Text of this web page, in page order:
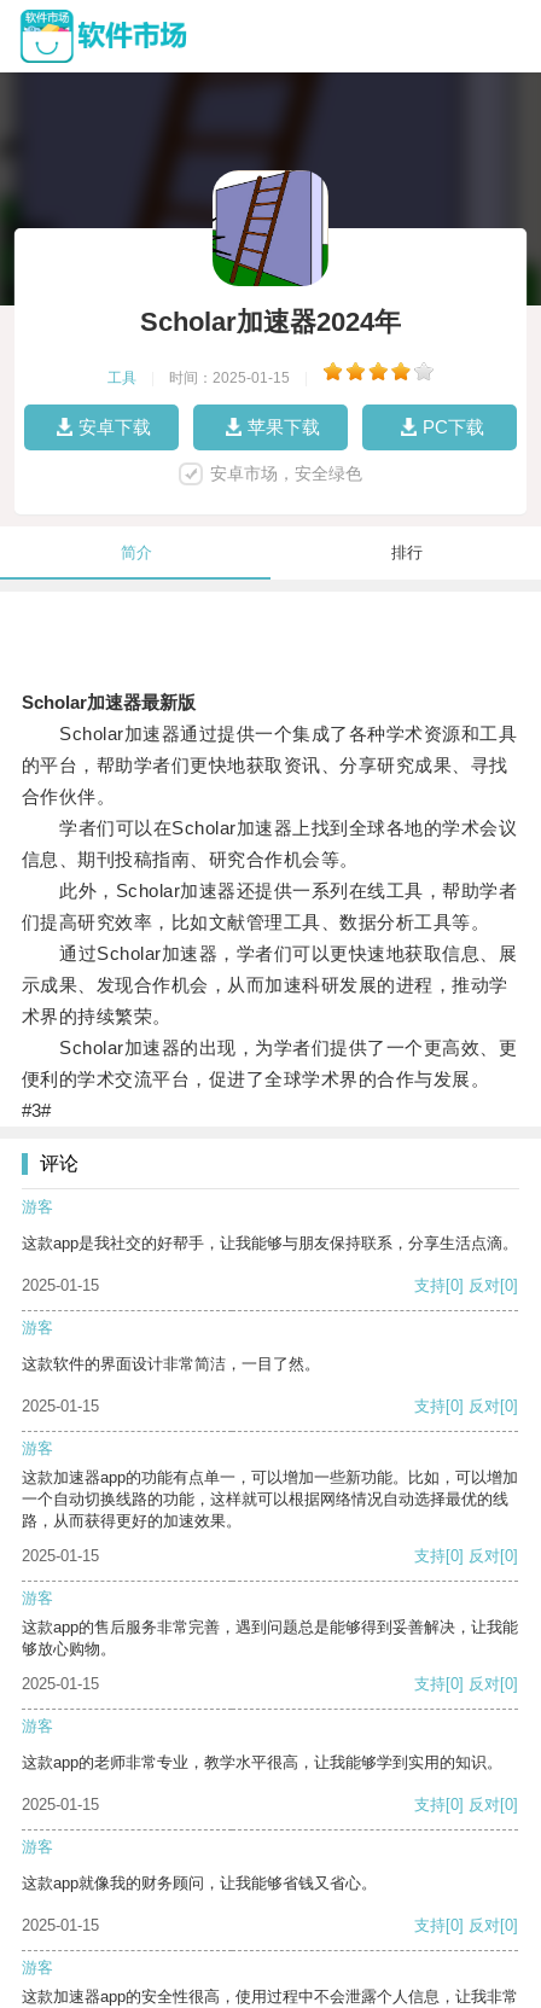
Scholar加速器2024年
工具 时间：2025-01-15
安卓下载 苹果下载 PC下载
安卓市场，安全绿色
简介 排行
Scholar加速器最新版
Scholar加速器通过提供一个集成了各种学术资源和工具
的平台，帮助学者们更快地获取资讯、分享研究成果、寻找
合作伙伴。
学者们可以在Scholar加速器上找到全球各地的学术会议
信息、期刊投稿指南、研究合作机会等。
此外，Scholar加速器还提供一系列在线工具，帮助学者
们提高研究效率，比如文献管理工具、数据分析工具等。
通过Scholar加速器，学者们可以更快速地获取信息、展
示成果、发现合作机会，从而加速科研发展的进程，推动学
术界的持续繁荣。
Scholar加速器的出现，为学者们提供了一个更高效、更
便利的学术交流平台，促进了全球学术界的合作与发展。
#3#
评论
游客
这款app是我社交的好帮手，让我能够与朋友保持联系，分享生活点滴。
2025-01-15 支持[0] 反对[0]
游客
这款软件的界面设计非常简洁，一目了然。
2025-01-15 支持[0] 反对[0]
游客
这款加速器app的功能有点单一，可以增加一些新功能。比如，可以增加
一个自动切换线路的功能，这样就可以根据网络情况自动选择最优的线
路，从而获得更好的加速效果。
2025-01-15
支持[0] 反对[0]
游客
这款app的售后服务非常完善，遇到问题总是能够得到妥善解决，让我能
够放心购物。
2025-01-15
支持[0] 反对[0]
游客
这款app的老师非常专业，教学水平很高，让我能够学到实用的知识。
2025-01-15 支持[0] 反对[0]
游客
这款app就像我的财务顾问，让我能够省钱又省心。
2025-01-15 支持[0] 反对[0]
游客
这款加速器app的安全性很高，使用过程中不会泄露个人信息，让我非常